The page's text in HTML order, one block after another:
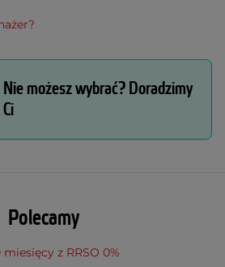
Nie możesz wybrać? Doradzimy
Ci
Polecamy
z RRSO 0%